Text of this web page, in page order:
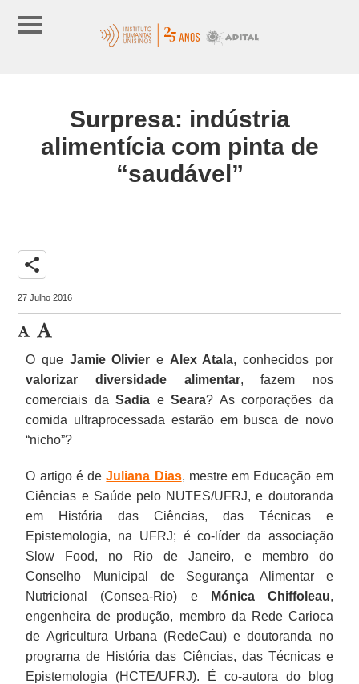
Surpresa: indústria
alimentícia com pinta de
“saudável”
share
27 Julho 2016
O que Jamie Olivier e Alex Atala, conhecidos por
valorizar diversidade alimentar, fazem nos
comerciais daSadia eSeara? As corporações da
comida ultraprocessada estarão em busca de novo
“nicho”?
O artigo é deJuliana Dias, mestre em Educação em
Ciências e Saúde pelo NUTES/UFRJ, e doutoranda
em História das Ciências, das Técnicas e
Epistemologia, na UFRJ; é co-líder da associação
Slow Food, no Rio de Janeiro, e membro do
Conselho Municipal de Segurança Alimentar e
Nutricional (Consea-Rio) e
Mónica Chiffoleau,
engenheira de produção, membro da Rede Carioca
de Agricultura Urbana (RedeCau) e doutoranda no
programa de História das Ciências, das Técnicas e
Epistemologia (HCTE/UFRJ). É co-autora do blog